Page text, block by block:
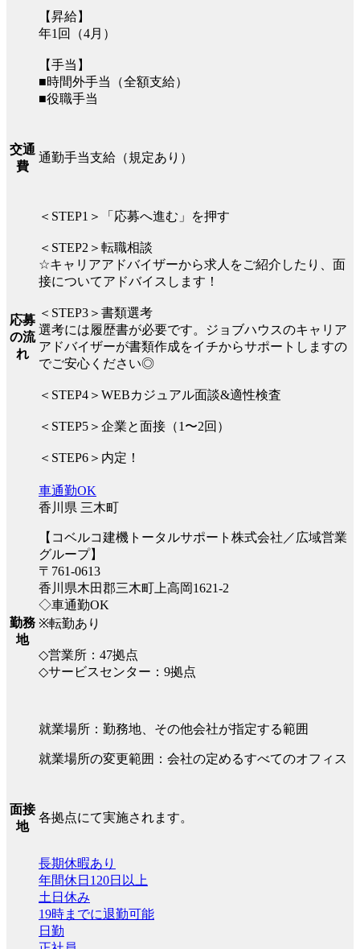
【昇給】
年1回（4月）
【手当】
■時間外手当（全額支給）
■役職手当
交通
費
通勤手当支給（規定あり）
応募
の流
れ
＜STEP1＞「応募へ進む」を押す
＜STEP2＞転職相談
☆キャリアアドバイザーから求人をご紹介したり、面
接についてアドバイスします！
＜STEP3＞書類選考
選考には履歴書が必要です。ジョブハウスのキャリア
アドバイザーが書類作成をイチからサポートしますの
でご安心ください◎
＜STEP4＞WEBカジュアル面談&適性検査
＜STEP5＞企業と面接（1〜2回）
＜STEP6＞内定！
勤務
地
車通勤OK
香川県 三木町
【コベルコ建機トータルサポート株式会社／広域営業
グループ】
〒761-0613
香川県木田郡三木町上高岡1621-2
◇車通勤OK
※転勤あり
◇営業所：47拠点
◇サービスセンター：9拠点
就業場所：勤務地、その他会社が指定する範囲
就業場所の変更範囲：会社の定めるすべてのオフィス
面接
地
各拠点にて実施されます。
長期休暇あり
年間休日120日以上
土日休み
19時までに退勤可能
日勤